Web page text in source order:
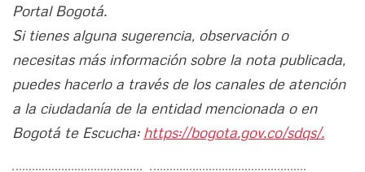
Portal Bogotá.
Si tienes alguna sugerencia, observación o
necesitas más información sobre la nota publicada,
puedes hacerlo a través de los canales de atención
a la ciudadanía de la entidad mencionada o en
Bogotá te Escucha: https://bogota.gov.co/sdqs/.